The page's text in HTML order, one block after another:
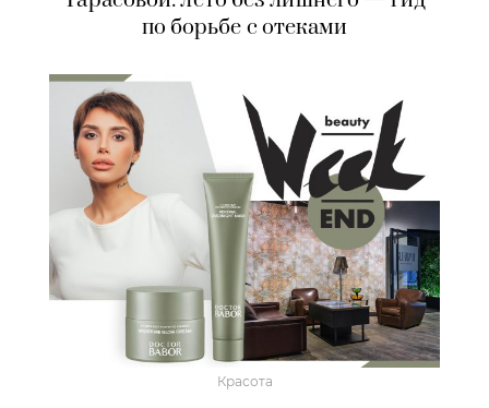
по борьбе с отеками
Красота